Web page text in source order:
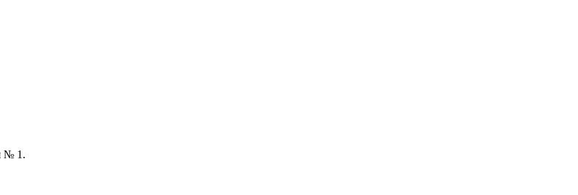
№ 1.